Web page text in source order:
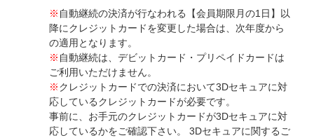
※ 自動継続の決済が行なわれる【会員期限月の1日】以
降にクレジットカードを変更した場合は、次年度から
の適用となります。
※ 自動継続は、デビットカード・プリペイドカードは
ご利用いただけません。
※クレジットカードでの決済において3Dセキュアに対
応しているクレジットカードが必要です。
事前に、お手元のクレジットカードが3Dセキュアに対
応しているかをご確認下さい。 3Dセキュアに関するご